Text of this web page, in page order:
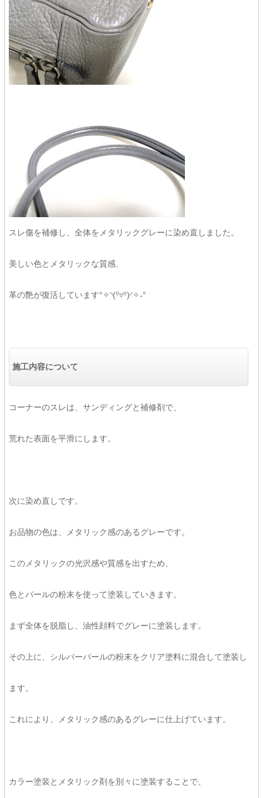
スレ傷を補修し、全体をメタリックグレーに染め直しました。
美しい色とメタリックな質感、
革の艶が復活しています°✧◝(⁰▿⁰)◜✧˖°
施工内容について
コーナーのスレは、サンディングと補修剤で、
荒れた表面を平滑にします。
次に染め直しです。
お品物の色は、メタリック感のあるグレーです。
このメタリックの光沢感や質感を出すため、
色とパールの粉末を使って塗装していきます。
まず全体を脱脂し、油性顔料でグレーに塗装します。
その上に、シルバーパールの粉末をクリア塗料に混合して塗装し
ます。
これにより、メタリック感のあるグレーに仕上げています。
カラー塗装とメタリック剤を別々に塗装することで、